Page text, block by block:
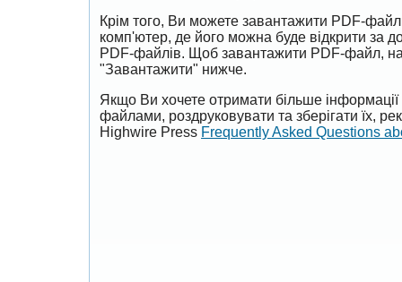
Крім того, Ви можете завантажити PDF-
комп'ютер, де його можна буде відкрити за
PDF-файлів. Щоб завантажити PDF-файл,
"Завантажити" нижче.
Якщо Ви хочете отримати більше
файлами, роздруковувати та зберігати їх,
Highwire Press Frequently Asked Questions